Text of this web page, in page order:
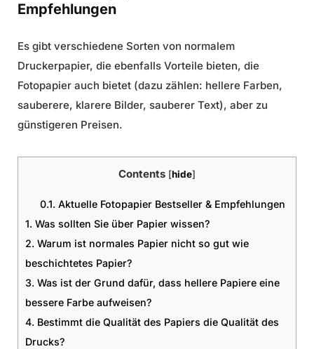
Empfehlungen
Es gibt verschiedene Sorten von normalem
Druckerpapier, die ebenfalls Vorteile bieten, die
Fotopapier auch bietet (dazu zählen: hellere Farben,
sauberere, klarere Bilder, sauberer Text), aber zu
günstigeren Preisen.
Contents [hide]
0.1. Aktuelle Fotopapier Bestseller & Empfehlungen
1. Was sollten Sie über Papier wissen?
2. Warum ist normales Papier nicht so gut wie
beschichtetes Papier?
3. Was ist der Grund dafür, dass hellere Papiere eine
bessere Farbe aufweisen?
4. Bestimmt die Qualität des Papiers die Qualität des
Drucks?